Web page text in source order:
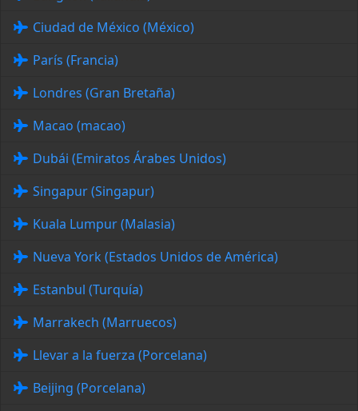
Ciudad de México (México)
París (Francia)
Londres (Gran Bretaña)
Macao (macao)
Dubái (Emiratos Árabes Unidos)
Singapur (Singapur)
Kuala Lumpur (Malasia)
Nueva York (Estados Unidos de América)
Estanbul (Turquía)
Marrakech (Marruecos)
Llevar a la fuerza (Porcelana)
Beijing (Porcelana)